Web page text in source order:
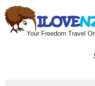
Your Freedom Travel